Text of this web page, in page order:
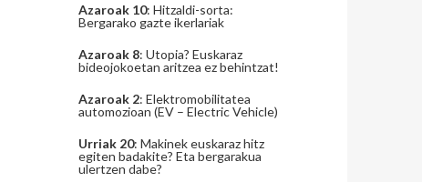
Azaroak 10: Hitzaldi-sorta:
Bergarako gazte ikerlariak
Azaroak 8: Utopia? Euskaraz
bideojokoetan aritzea ez behintzat!
Azaroak 2: Elektromobilitatea
automozioan (EV – Electric Vehicle)
Urriak 20: Makinek euskaraz hitz
egiten badakite? Eta bergarakua
ulertzen dabe?